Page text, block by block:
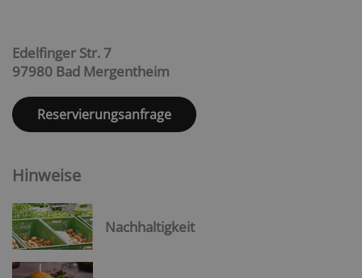
Edelfinger Str. 7
97980 Bad Mergentheim
Reservierungsanfrage
Hinweise
Nachhaltigkeit